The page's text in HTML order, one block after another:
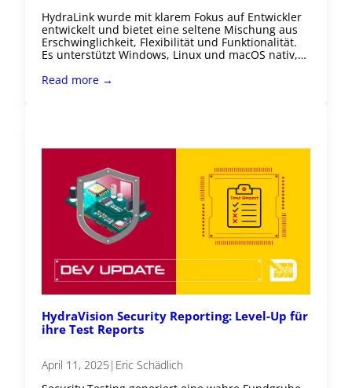
HydraLink wurde mit klarem Fokus auf Entwickler
entwickelt und bietet eine seltene Mischung aus
Erschwinglichkeit, Flexibilität und Funktionalität.
Es unterstützt Windows, Linux und macOS nativ,…
Read more →
HydraVision Security Reporting: Level-Up für
ihre Test Reports
April 11, 2025 | Eric Schädlich